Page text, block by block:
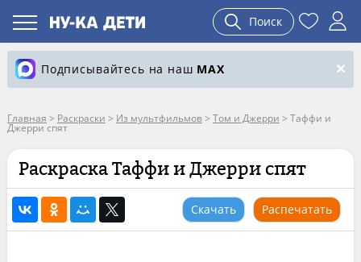
Поиск
Подписывайтесь на наш MAX
Главная > Раскраски > Из мультфильмов> Том и Джерри > Таффи и
Джерри спят
Раскраска Таффи и Джерри спят
Скачать Распечатать